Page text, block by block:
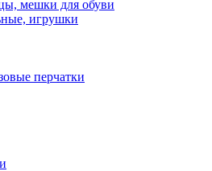
мешки для обуви
игрушки
перчатки